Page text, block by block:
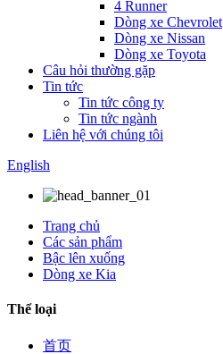
4 Runner
Dòng xe Chevrolet
Dòng xe Nissan
Dòng xe Toyota
Câu hỏi thường gặp
Tin tức
Tin tức công ty
Tin tức ngành
Liên hệ với chúng tôi
English
Trang chủ
Các sản phẩm
Bậc lên xuống
Dòng xe Kia
Thể loại
首页